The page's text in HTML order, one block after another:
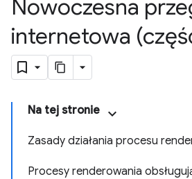
Nowoczesna
internetowa
Na tej stronie
Zasady działania procesu
Procesy renderowania